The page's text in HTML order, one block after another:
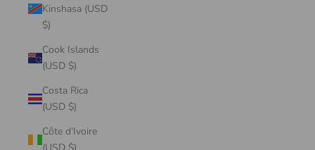
Kinshasa (USD
$)
Cook Islands
(USD $)
Costa Rica
(USD $)
Côte d’Ivoire